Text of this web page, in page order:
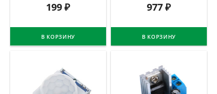
199₽
В КОРЗИНУ
977₽
В КОРЗИНУ